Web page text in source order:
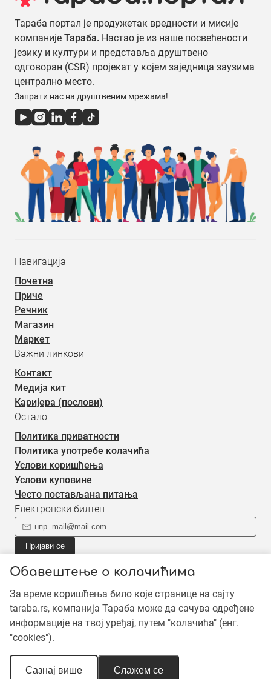
Обавештење о колачићима
За време коришћења било које странице на сајту
taraba.rs, компанија Тараба може да сачува одређене
информације на твој уређај, путем "колачића" (енг.
"cookies").
Сазнај више Слажем се
Тараба портал је продужетак вредности и мисије
компаније Тараба. Настао је из наше посвећености
језику и култури и представља друштвено
одговоран (CSR) пројекат у којем заједница заузима
централно место.
Запрати нас на друштвеним мрежама!
Навигација
Почетна
Приче
Речник
Магазин
Маркет
Важни линкови
Контакт
Медија кит
Каријера (послови)
Остало
Политика приватности
Политика употребе колачића
Услови коришћења
Услови куповине
Често постављана питања
Електронски билтен
Пријави се
информације о новом садржају.
©2019 - 2026 Тараба доо. Сва права задржана. Садржај је
заштићен ауторским правима и власништво је Тараба доо,
осим када је наведено другачије. Неовлашћена употреба